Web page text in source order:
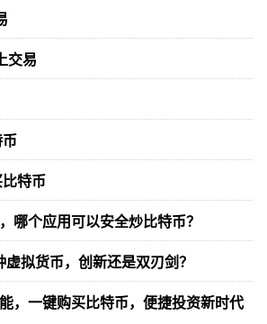
交易
特币
哪个应用可以安全炒比特币？
拟货币，创新还是双刃剑？
，一键购买比特币，便捷投资新时代